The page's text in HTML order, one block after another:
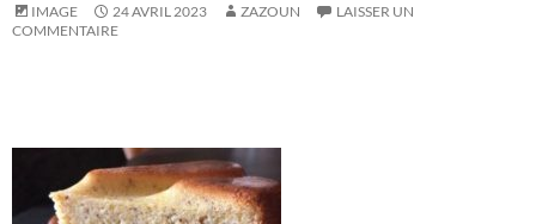
IMAGE 24 AVRIL 2023 ZAZOUN
LAISSER UN
COMMENTAIRE